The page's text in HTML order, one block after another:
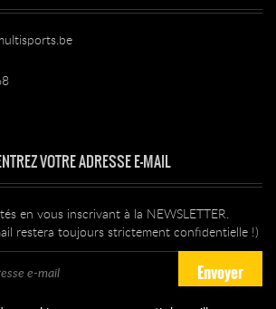
VOTRE ADRESSE E-MAIL
en vous inscrivant à la NEWSLETTER.
restera toujours strictement confidentielle !)
Envoyer